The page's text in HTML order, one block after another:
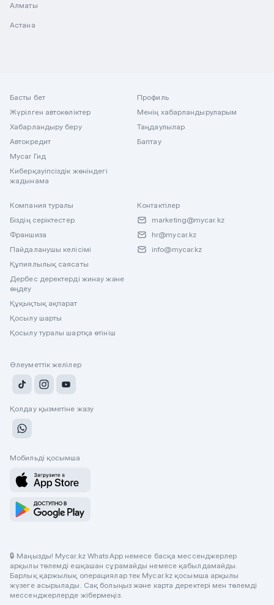
Алматы
Астана
Басты бет
Жүрілген автокөліктер
Хабарландыру беру
Автокредит
Mycar Гид
Киберқауіпсіздік жөніндегі
жадынама
Профиль
Менің хабарландыруларым
Таңдаулылар
Баптау
Компания туралы
Біздің серіктестер
Франшиза
Пайдаланушы келісімі
Құпиялылық саясаты
Дербес деректерді жинау және
өңдеу
Құқықтық ақпарат
Қосылу шарты
Қосылу туралы шартқа өтініш
Контактілер
marketing@mycar.kz
hr@mycar.kz
info@mycar.kz
Әлеуметтік желілер
Қолдау қызметіне жазу
Мобильді қосымша
🔒 Маңызды! Mycar.kz WhatsApp немесе басқа мессенджерлер
арқылы төлемді ешқашан сұрамайды немесе қабылдамайды.
Барлық қаржылық операциялар тек Mycar.kz қосымша арқылы
жүзеге асырылады. Сақ болыңыз және карта деректері мен төлемді
мессенджерлерде жібермеңіз.